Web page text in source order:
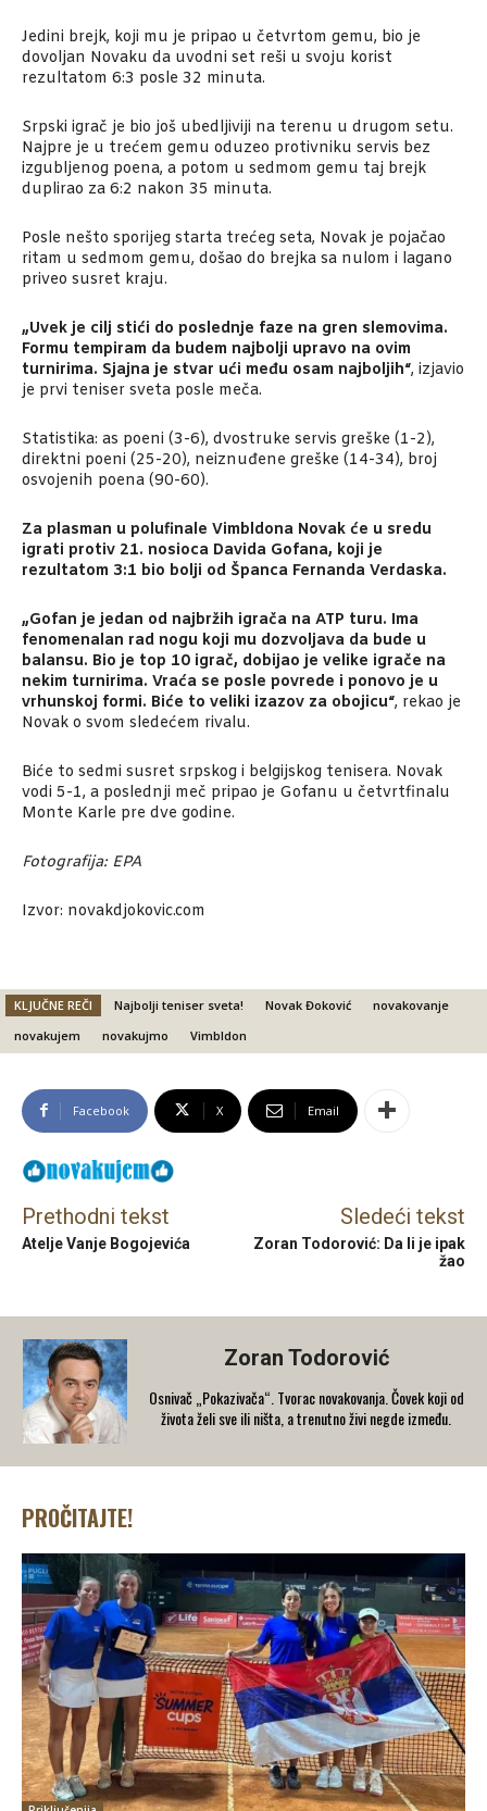
Jedini brejk, koji mu je pripao u četvrtom gemu, bio je
dovoljan Novaku da uvodni set reši u svoju korist
rezultatom 6:3 posle 32 minuta.
Srpski igrač je bio još ubedljiviji na terenu u drugom setu.
Najpre je u trećem gemu oduzeo protivniku servis bez
izgubljenog poena, a potom u sedmom gemu taj brejk
duplirao za 6:2 nakon 35 minuta.
Posle nešto sporijeg starta trećeg seta, Novak je pojačao
ritam u sedmom gemu, došao do brejka sa nulom i lagano
priveo susret kraju.
„Uvek je cilj stići do poslednje faze na gren slemovima.
Formu tempiram da budem najbolji upravo na ovim
turnirima. Sjajna je stvar ući među osam najboljih“, izjavio
je prvi teniser sveta posle meča.
Statistika: as poeni (3-6), dvostruke servis greške (1-2),
direktni poeni (25-20), neiznuđene greške (14-34), broj
osvojenih poena (90-60).
Za plasman u polufinale Vimbldona Novak će u sredu
igrati protiv 21. nosioca Davida Gofana, koji je
rezultatom 3:1 bio bolji od Španca Fernanda Verdaska.
„Gofan je jedan od najbržih igrača na ATP turu. Ima
fenomenalan rad nogu koji mu dozvoljava da bude u
balansu. Bio je top 10 igrač, dobijao je velike igrače na
nekim turnirima. Vraća se posle povrede i ponovo je u
vrhunskoj formi. Biće to veliki izazov za obojicu“, rekao je
Novak o svom sledećem rivalu.
Biće to sedmi susret srpskog i belgijskog tenisera. Novak
vodi 5-1, a poslednji meč pripao je Gofanu u četvrtfinalu
Monte Karle pre dve godine.
Fotografija: EPA
Izvor: novakdjokovic.com
KLJUČNE REČI Najbolji teniser sveta! Novak Đoković
novakovanje
novakujem
novakujmo Vimbldon
Facebook X Email
Prethodni tekst
Atelje Vanje Bogojevića
Sledeći tekst
Zoran Todorović: Da li je ipak
žao
Zoran Todorović
Osnivač „Pokazivača“. Tvorac novakovanja. Čovek koji od
života želi sve ili ništa, a trenutno živi negde između.
PROČITAJTE!